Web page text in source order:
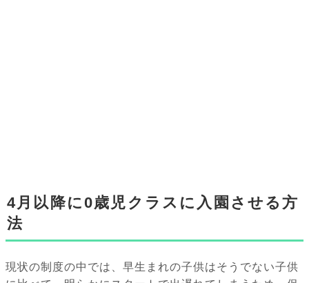
4月以降に0歳児クラスに入園させる方
法
現状の制度の中では、早生まれの子供はそうでない子供